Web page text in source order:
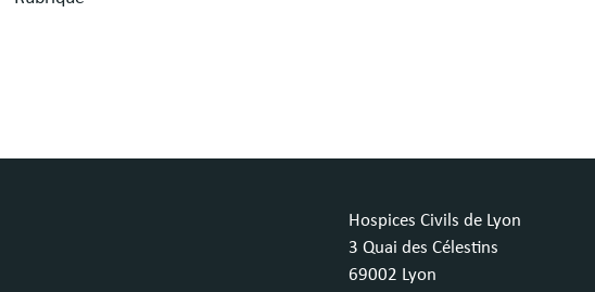
Hospices Civils de Lyon
3 Quai des Célestins
69002 Lyon